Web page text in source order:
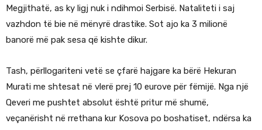
Megjithatë, as ky ligj nuk i ndihmoi Serbisë. Nataliteti i saj
vazhdon të bie në mënyrë drastike. Sot ajo ka 3 milionë
banorë më pak sesa që kishte dikur.
Tash, përllogariteni vetë se çfarë hajgare ka bërë Hekuran
Murati me shtesat në vlerë prej 10 eurove për fëmijë. Nga një
Qeveri me pushtet absolut është pritur më shumë,
veçanërisht në rrethana kur Kosova po boshatiset, ndërsa ka